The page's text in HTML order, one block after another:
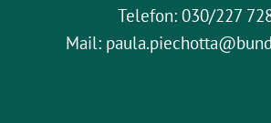
Telefon: 030/227
Mail: